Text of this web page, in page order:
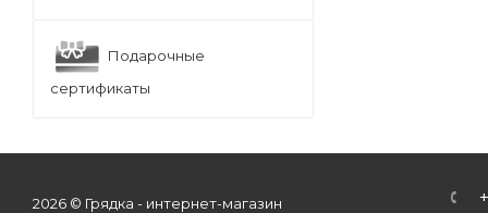
Подарочные
сертификаты
2026 © Грядка - интернет-магазин